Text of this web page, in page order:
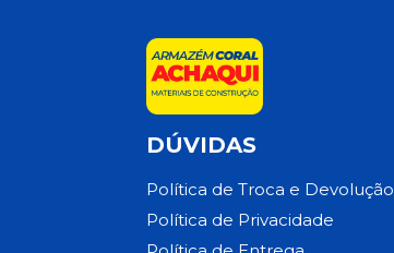
DÚVIDAS
Política de Troca e Devolução
Política de Privacidade